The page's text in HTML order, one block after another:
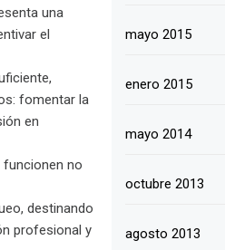
una
el
fomentar la
en
funcionen no
destinando
profesional y
mayo 2015
enero 2015
mayo 2014
octubre 2013
agosto 2013